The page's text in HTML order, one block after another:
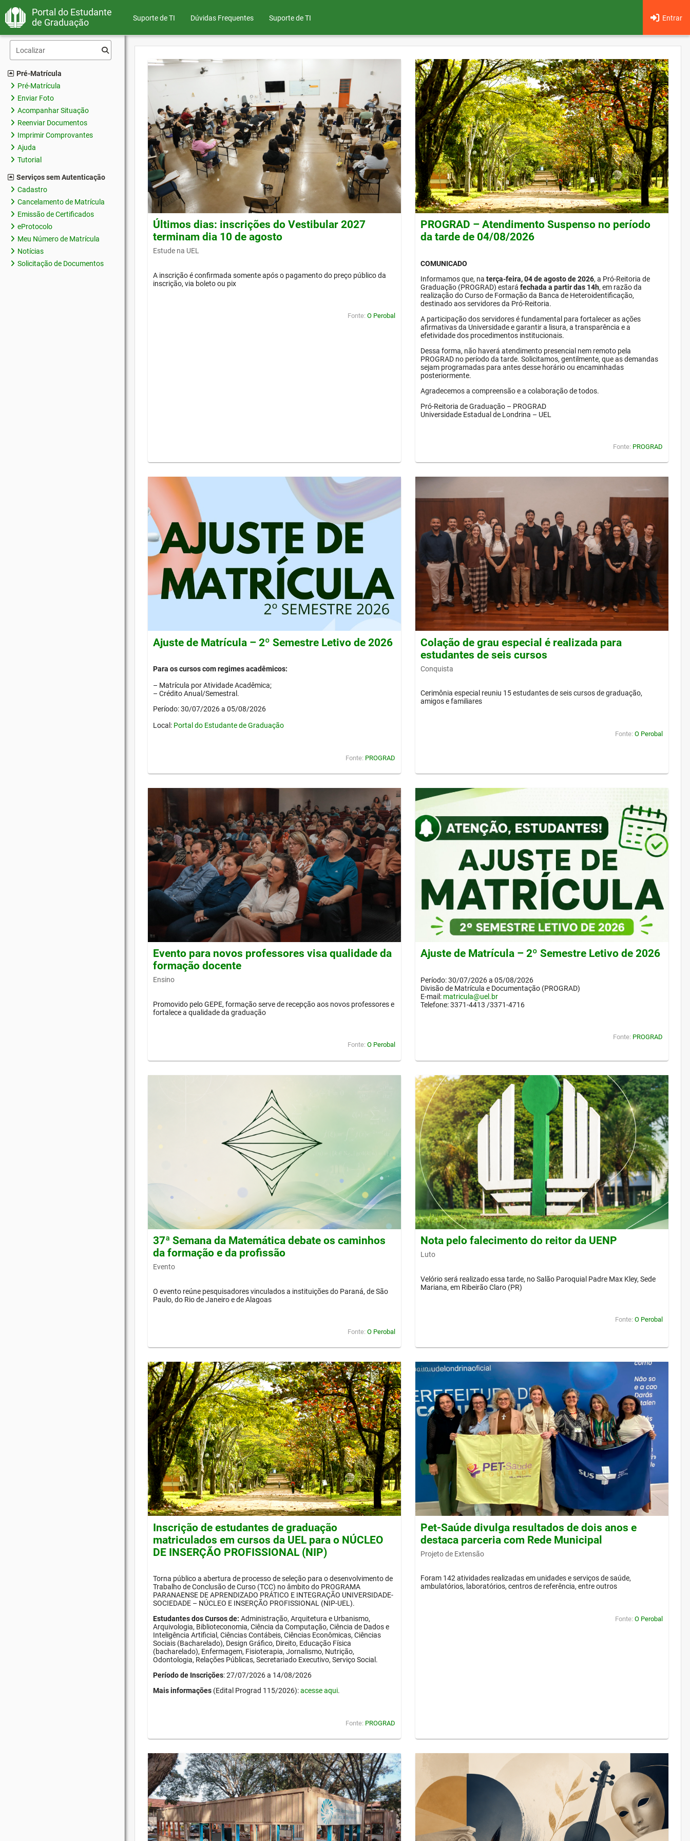
Portal do Estudante
de Graduação
Suporte de TI Dúvidas Frequentes Entrar
Suporte de TI
Pré-Matrícula
Pré-Matrícula
Enviar Foto
Acompanhar Situação
Reenviar Documentos
Imprimir Comprovantes
Ajuda
Tutorial
Serviços sem Autenticação
Cadastro
Cancelamento de Matrícula
Emissão de Certificados
eProtocolo
Meu Número de Matrícula
Notícias
Solicitação de Documentos
Últimos dias: inscrições do Vestibular 2027
terminam dia 10 de agosto
Estude na UEL
A inscrição é confirmada somente após o pagamento do preço público da
inscrição, via boleto ou pix
Fonte: O Perobal
PROGRAD – Atendimento Suspenso no período
da tarde de 04/08/2026
COMUNICADO
Informamos que, na terça-feira, 04 de agosto de 2026, a Pró-Reitoria de
Graduação (PROGRAD) estará fechada a partir das 14h, em razão da
realização do Curso de Formação da Banca de Heteroidentificação,
destinado aos servidores da Pró-Reitoria.
A participação dos servidores é fundamental para fortalecer as ações
afirmativas da Universidade e garantir a lisura, a transparência e a
efetividade dos procedimentos institucionais.
Dessa forma, não haverá atendimento presencial nem remoto pela
PROGRAD no período da tarde. Solicitamos, gentilmente, que as demandas
sejam programadas para antes desse horário ou encaminhadas
posteriormente.
Agradecemos a compreensão e a colaboração de todos.
Pró-Reitoria de Graduação – PROGRAD
Universidade Estadual de Londrina – UEL
Fonte: PROGRAD
Ajuste de Matrícula – 2º Semestre Letivo de 2026
Para os cursos com regimes acadêmicos:
– Matrícula por Atividade Acadêmica;
– Crédito Anual/Semestral.
Período: 30/07/2026 a 05/08/2026
Local: Portal do Estudante de Graduação
Fonte: PROGRAD
Colação de grau especial é realizada para
estudantes de seis cursos
Conquista
Cerimônia especial reuniu 15 estudantes de seis cursos de graduação,
amigos e familiares
Fonte: O Perobal
Evento para novos professores visa qualidade da
formação docente
Ensino
Promovido pelo GEPE, formação serve de recepção aos novos professores e
fortalece a qualidade da graduação
Fonte: O Perobal
Ajuste de Matrícula – 2º Semestre Letivo de 2026
Período: 30/07/2026 a 05/08/2026
Divisão de Matrícula e Documentação (PROGRAD)
E-mail: matricula@uel.br
Telefone: 3371-4413 /3371-4716
Fonte: PROGRAD
37ª Semana da Matemática debate os caminhos
da formação e da profissão
Evento
O evento reúne pesquisadores vinculados a instituições do Paraná, de São
Paulo, do Rio de Janeiro e de Alagoas
Fonte: O Perobal
Nota pelo falecimento do reitor da UENP
Luto
Velório será realizado essa tarde, no Salão Paroquial Padre Max Kley, Sede
Mariana, em Ribeirão Claro (PR)
Fonte: O Perobal
Inscrição de estudantes de graduação
matriculados em cursos da UEL para o NÚCLEO
DE INSERÇÃO PROFISSIONAL (NIP)
Torna público a abertura de processo de seleção para o desenvolvimento de
Trabalho de Conclusão de Curso (TCC) no âmbito do PROGRAMA
PARANAENSE DE APRENDIZADO PRÁTICO E INTEGRAÇÃO UNIVERSIDADE-
SOCIEDADE – NÚCLEO E INSERÇÃO PROFISSIONAL (NIP-UEL).
Estudantes dos Cursos de: Administração, Arquitetura e Urbanismo,
Arquivologia, Biblioteconomia, Ciência da Computação, Ciência de Dados e
Inteligência Artificial, Ciências Contábeis, Ciências Econômicas, Ciências
Sociais (Bacharelado), Design Gráfico, Direito, Educação Física
(bacharelado), Enfermagem, Fisioterapia, Jornalismo, Nutrição,
Odontologia, Relações Públicas, Secretariado Executivo, Serviço Social.
Período de Inscrições: 27/07/2026 a 14/08/2026
Mais informações (Edital Prograd 115/2026):acesse aqui.
Fonte: PROGRAD
Pet-Saúde divulga resultados de dois anos e
destaca parceria com Rede Municipal
Projeto de Extensão
Foram 142 atividades realizadas em unidades e serviços de saúde,
ambulatórios, laboratórios, centros de referência, entre outros
Fonte: O Perobal